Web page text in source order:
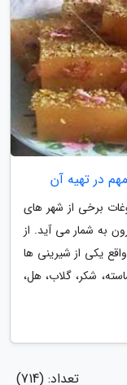
در تهیه آن
برخی از شهر های
به شمار می آید. از
یکی از شیرینی ها
شکر، گلاب، هل،
تعداد: (714)